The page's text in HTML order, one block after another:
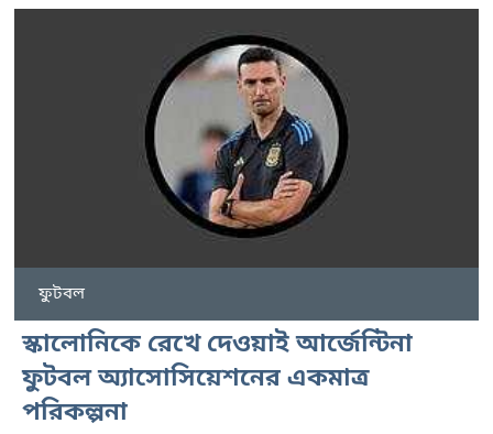
ফুটবল
স্কালোনিকে রেখে দেওয়াই আর্জেন্টিনা
ফুটবল অ্যাসোসিয়েশনের একমাত্র
পরিকল্পনা